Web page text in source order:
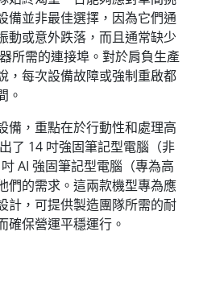
備並非最佳選擇，因為它們通
動或意外跌落，而且通常缺少
所需的連接埠。對於肩負生產
，每次設備故障或強制重啟都
。
備，重點在於行動性和處理高
了 14 吋強固筆記型電腦（非
AI 強固筆記型電腦（專為高
們的需求。這兩款機型專為應
計，可提供製造團隊所需的耐
確保營運平穩運行。